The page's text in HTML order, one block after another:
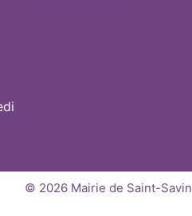
© 2026 Mairie de Saint-Savin